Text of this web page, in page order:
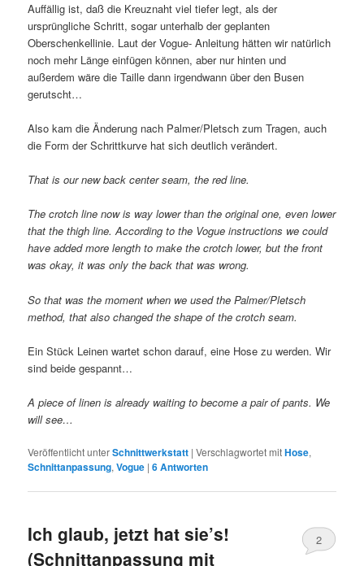
Auffällig ist, daß die Kreuznaht viel tiefer legt, als der
ursprüngliche Schritt, sogar unterhalb der geplanten
Oberschenkellinie. Laut der Vogue- Anleitung hätten wir natürlich
noch mehr Länge einfügen können, aber nur hinten und
außerdem wäre die Taille dann irgendwann über den Busen
gerutscht…
Also kam die Änderung nach Palmer/Pletsch zum Tragen, auch
die Form der Schrittkurve hat sich deutlich verändert.
That is our new back center seam, the red line.
The crotch line now is way lower than the original one, even lower
that the thigh line. According to the Vogue instructions we could
have added more length to make the crotch lower, but the front
was okay, it was only the back that was wrong.
So that was the moment when we used the Palmer/Pletsch
method, that also changed the shape of the crotch seam.
Ein Stück Leinen wartet schon darauf, eine Hose zu werden. Wir
sind beide gespannt…
A piece of linen is already waiting to become a pair of pants. We
will see…
Veröffentlicht unterSchnittwerkstatt |Verschlagwortet mitHose,
Schnittanpassung,Vogue |6Antworten
Ich glaub, jetzt hat sie’s!
(Schnittanpassung mit
2